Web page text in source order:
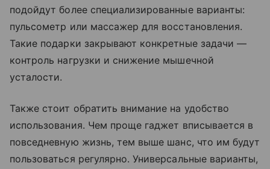
подойдут более специализированные варианты:
пульсометр или массажер для восстановления.
Такие подарки закрывают конкретные задачи —
контроль нагрузки и снижение мышечной
усталости.
Также стоит обратить внимание на удобство
использования. Чем проще гаджет вписывается в
повседневную жизнь, тем выше шанс, что им будут
пользоваться регулярно. Универсальные варианты,